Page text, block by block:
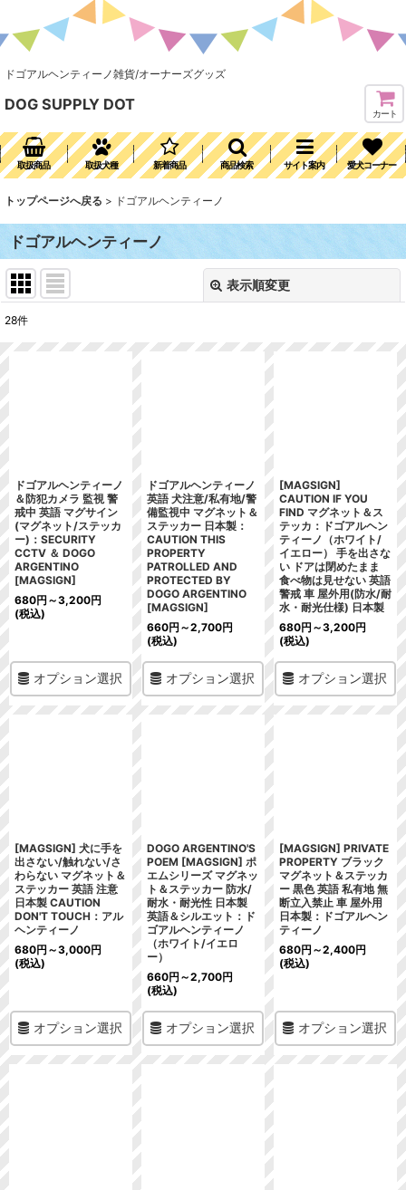
ドゴアルヘンティーノ雑貨/オーナーズグッズ
DOG SUPPLY DOT
カート
取扱商品 取扱犬種 新着商品 商品検索 サイト案内 愛犬コーナー
トップページへ戻る > ドゴアルヘンティーノ
ドゴアルヘンティーノ
表示順変更
28件
ドゴアルヘンティーノ
＆防犯カメラ 監視 警
戒中 英語 マグサイン
(マグネット/ステッカ
ー)：SECURITY
CCTV ＆ DOGO
ARGENTINO
[MAGSIGN]
680円 ～3,200円
(税込)
オプション選択
ドゴアルヘンティーノ
英語 犬注意/私有地/警
備監視中 マグネット＆
ステッカー 日本製：
CAUTION THIS
PROPERTY
PATROLLED AND
PROTECTED BY
DOGO ARGENTINO
[MAGSIGN]
660円 ～2,700円
(税込)
オプション選択
[MAGSIGN]
CAUTION IF YOU
FIND マグネット＆ス
テッカ：ドゴアルヘン
ティーノ（ホワイト/
イエロー） 手を出さな
い ドアは閉めたまま
食べ物は見せない 英語
警戒 車 屋外用(防水/耐
水・耐光仕様) 日本製
680円 ～3,200円
(税込)
オプション選択
[MAGSIGN] 犬に手を
出さない/触れない/さ
わらない マグネット＆
ステッカー 英語 注意
日本製 CAUTION
DON'T TOUCH：アル
ヘンティーノ
680円 ～3,000円
(税込)
オプション選択
DOGO ARGENTINO'S
POEM [MAGSIGN] ポ
エムシリーズ マグネッ
ト＆ステッカー 防水/
耐水・耐光性 日本製
英語＆シルエット：ド
ゴアルヘンティーノ
（ホワイト/イエロ
ー）
660円 ～2,700円
(税込)
オプション選択
[MAGSIGN] PRIVATE
PROPERTY ブラック
マグネット＆ステッカ
ー 黒色 英語 私有地 無
断立入禁止 車 屋外用
日本製：ドゴアルヘン
ティーノ
680円 ～2,400円
(税込)
オプション選択